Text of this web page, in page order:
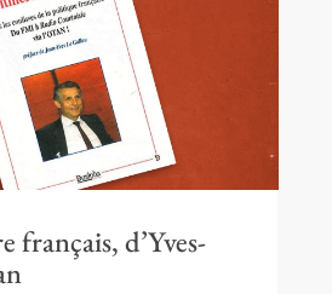
français, d’Yves-